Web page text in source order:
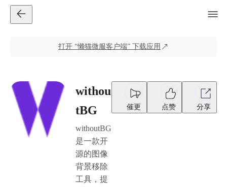
打开 “懒猫微服客户端” 下载应用
withou
tBG
withoutBG
是一款开
源的图像
背景移除
工具，提
催更 点赞 分享